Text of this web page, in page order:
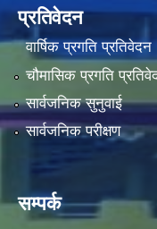
प्रतिवेदन
वार्षिक प्रगति प्रतिवेदन
चौमासिक प्रगति
सार्वजनिक सुनुवाई
सार्वजनिक परीक्षण
सम्पर्क